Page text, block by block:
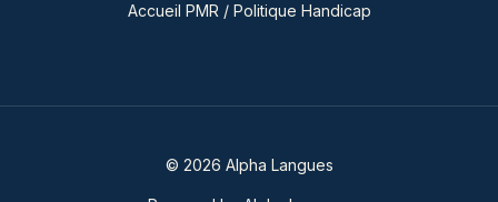
Accueil PMR / Politique Handicap
© 2026 Alpha Langues